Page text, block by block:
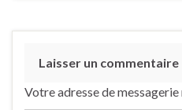
Laisser un commentaire
Votre adresse de messagerie